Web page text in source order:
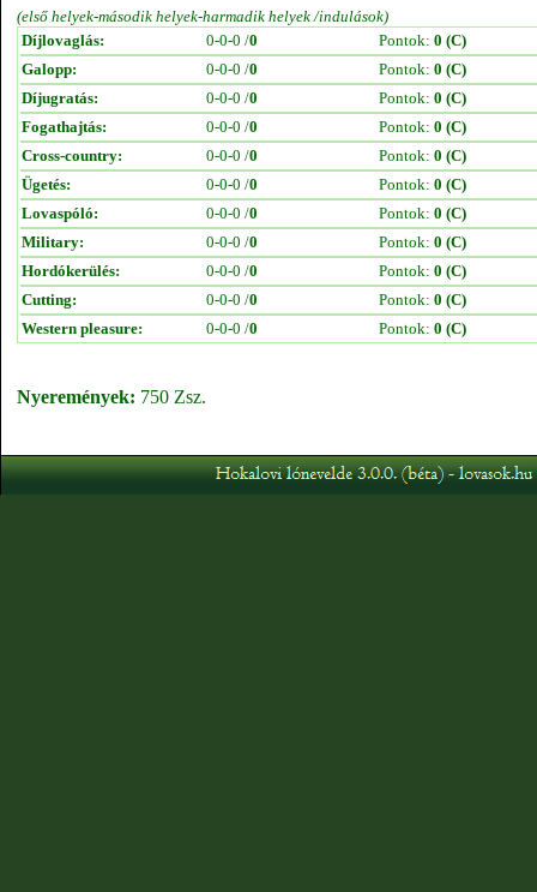
(első helyek-második helyek-harmadik helyek /indulások)
Díjlovaglás:
0-0-0 /0 Pontok: 0 (C)
Galopp:
0-0-0 /0 Pontok: 0 (C)
Díjugratás:
0-0-0 /0 Pontok: 0 (C)
Fogathajtás:
0-0-0 /0 Pontok: 0 (C)
Cross-country:
0-0-0 /0 Pontok: 0 (C)
Ügetés:
0-0-0 /0 Pontok: 0 (C)
Lovaspóló:
0-0-0 /0 Pontok: 0 (C)
Military:
0-0-0 /0 Pontok: 0 (C)
Hordókerülés:
0-0-0 /0 Pontok: 0 (C)
Cutting:
0-0-0 /0 Pontok: 0 (C)
Western pleasure:
0-0-0 /0 Pontok: 0 (C)
Nyeremények: 750 Zsz.